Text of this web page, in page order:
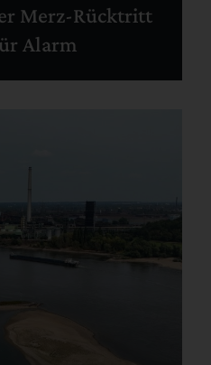
Merz-Rücktritt
Alarm